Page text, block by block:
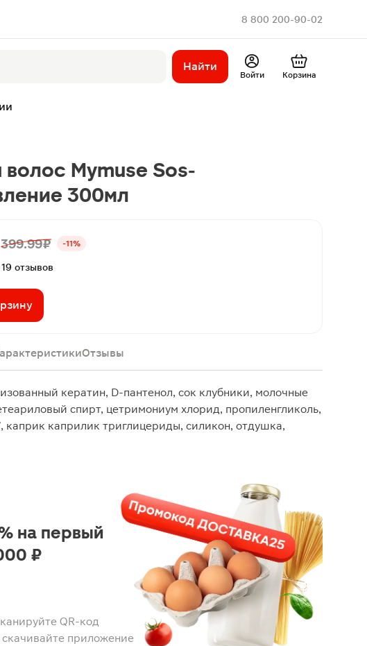
8 800 200-90-02
Найти
Войти Корзина
Mymuse Sos-
300мл
399.99 ₽ -11%
отзывов
Отзывы
кератин, D-пантенол, сок клубники, молочные
спирт, цетримониум хлорид, пропиленгликоль,
каприк каприлик триглицериды, силикон, отдушка,
QR-код
скачивайте приложение
на первый
₽